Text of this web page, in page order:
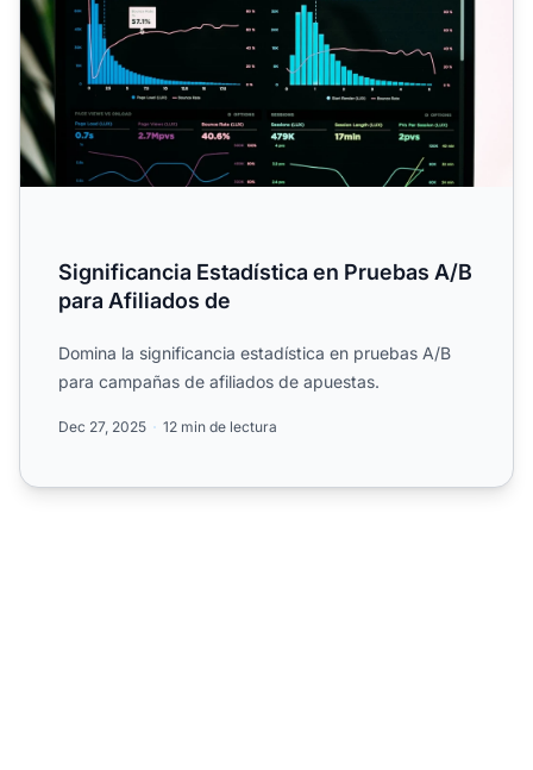
Significancia Estadística en Pruebas A/B
para Afiliados de
Domina la significancia estadística en pruebas A/B
para campañas de afiliados de apuestas.
Dec 27, 2025 12 min de lectura